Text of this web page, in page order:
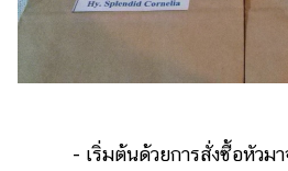
- เริ่มต้นด้วยการสั่งซื้อหัวมาจ